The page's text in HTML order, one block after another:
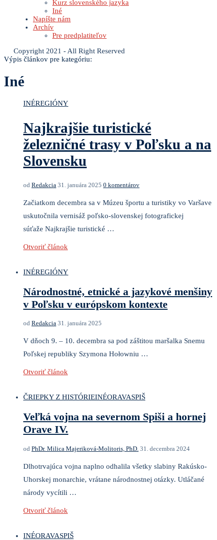
Kurz slovenského jazyka
Iné
Napíšte nám
Archív
Pre predplatiteľov
Copyright 2021 - All Right Reserved
Výpis článkov pre kategóriu:
Iné
INÉREGIÓNY
Najkrajšie turistické
železničné trasy v Poľsku a na
Slovensku
od Redakcia 31. januára 2025 0 komentárov
Začiatkom decembra sa v Múzeu športu a turistiky vo Varšave
uskutočnila vernisáž poľsko-slovenskej fotografickej
súťaže Najkrajšie turistické …
Otvoriť článok
INÉREGIÓNY
Národnostné, etnické a jazykové menšiny
v Poľsku v európskom kontexte
od Redakcia 31. januára 2025
V dňoch 9. – 10. decembra sa pod záštitou maršalka Snemu
Poľskej republiky Szymona Hołowniu …
Otvoriť článok
ČRIEPKY Z HISTÓRIEINÉORAVASPIŠ
Veľká vojna na severnom Spiši a hornej
Orave IV.
od PhDr. Milica Majeriková-Molitoris, PhD. 31. decembra 2024
Dlhotrvajúca vojna naplno odhalila všetky slabiny Rakúsko-
Uhorskej monarchie, vrátane národnostnej otázky. Utláčané
národy vycítili …
Otvoriť článok
INÉORAVASPIŠ